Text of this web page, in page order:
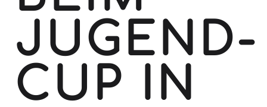
JUGEND-
CUP IN